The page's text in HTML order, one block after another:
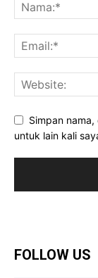
Simpan
untuk lain kali
FOLLOW US